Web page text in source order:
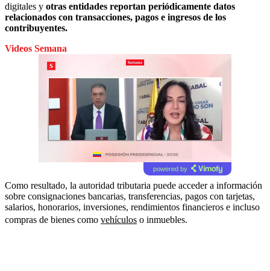
digitales y otras entidades reportan periódicamente datos
relacionados con transacciones, pagos e ingresos de los
contribuyentes.
Videos Semana
powered by
Como resultado, la autoridad tributaria puede acceder a información
sobre consignaciones bancarias, transferencias, pagos con tarjetas,
salarios, honorarios, inversiones, rendimientos financieros e incluso
compras de bienes como vehículos o inmuebles.